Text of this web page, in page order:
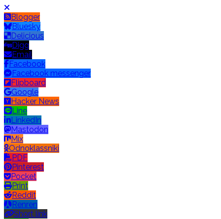
Blogger
Bluesky
Delicious
Digg
Email
Facebook
Facebook messenger
Flipboard
Google
Hacker News
Line
LinkedIn
Mastodon
Mix
Odnoklassniki
PDF
Pinterest
Pocket
Print
Reddit
Renren
Short link